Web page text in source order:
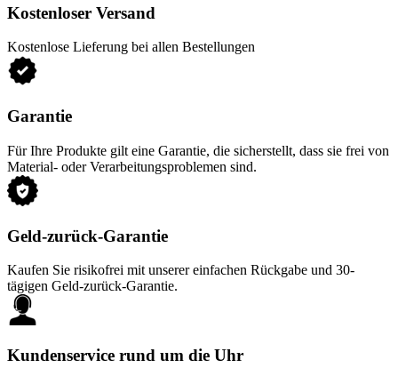
Kostenloser Versand
Kostenlose Lieferung bei allen Bestellungen
Garantie
Für Ihre Produkte gilt eine Garantie, die sicherstellt, dass sie frei von
Material- oder Verarbeitungsproblemen sind.
Geld-zurück-Garantie
Kaufen Sie risikofrei mit unserer einfachen Rückgabe und 30-
tägigen Geld-zurück-Garantie.
Kundenservice rund um die Uhr